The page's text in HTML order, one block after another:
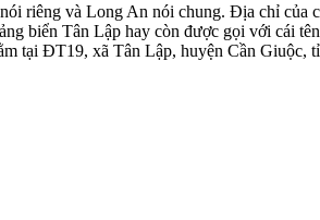
riêng và Long An nói chung. Địa chỉ của
biển Tân Lập hay còn được gọi với cái
tại ĐT19, xã Tân Lập, huyện Cần Giuộc,